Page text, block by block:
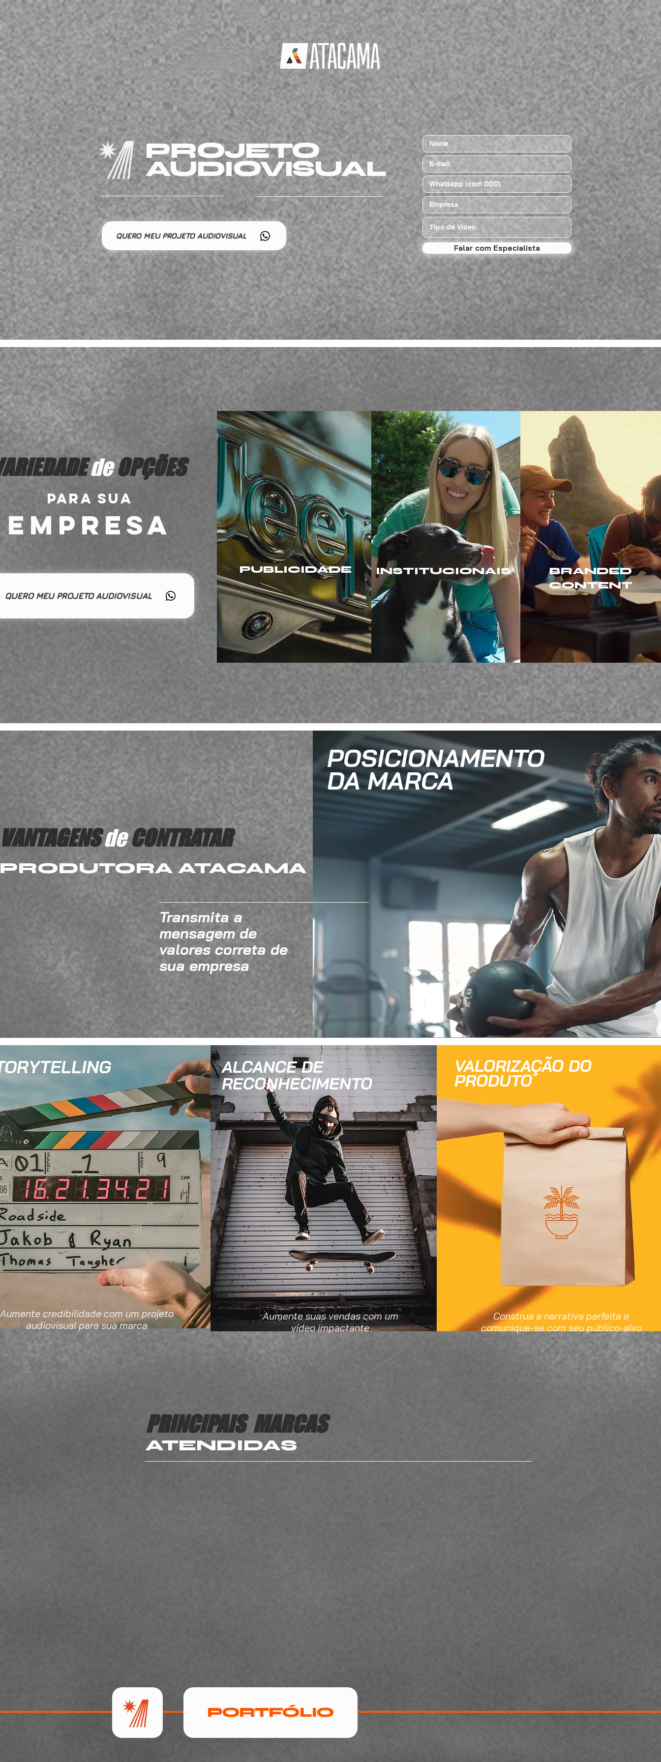
Falar com Especialista
PROJETO
AUDIOVISUAL
QUERO MEU PROJETO AUDIOVISUAL
PUBLICIDADE INSTITUCIONAIS
BRANDED
CONTENT
deOPÇÕES
PARA SUA
EMPRESA
QUERO MEU PROJETO AUDIOVISUAL
POSICIONAMENTO
DA MARCA
Aumente credibilidade com um projeto
audiovisual para sua marca
Aumente suas vendas com um
vídeo impactante
Construa a narrativa perfeita e
comunique-se com seu público-alvo
VALORIZAÇÃO DO
PRODUTO
ALCANCE DE
RECONHECIMENTO
Transmita a
mensagem de
valores correta de
sua empresa
VANTAGENSde CONTRATAR
PRODUTORA ATACAMA
PRINCIPAISMARCAS
ATENDIDAS
PORTFÓLIO